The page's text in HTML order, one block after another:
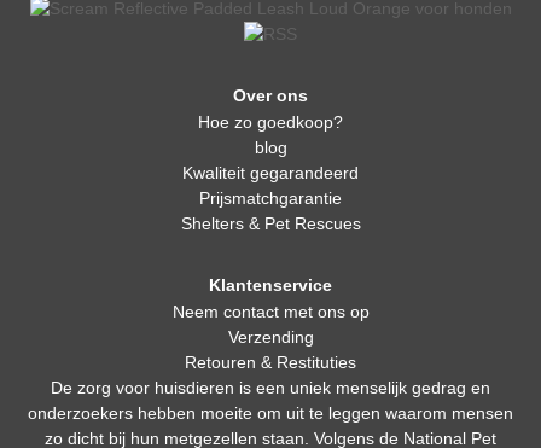
Over ons
Hoe zo goedkoop?
blog
Kwaliteit gegarandeerd
Prijsmatchgarantie
Shelters & Pet Rescues
Klantenservice
Neem contact met ons op
Verzending
Retouren & Restituties
De zorg voor huisdieren is een uniek menselijk gedrag en
onderzoekers hebben moeite om uit te leggen waarom mensen
zo dicht bij hun metgezellen staan. Volgens de National Pet